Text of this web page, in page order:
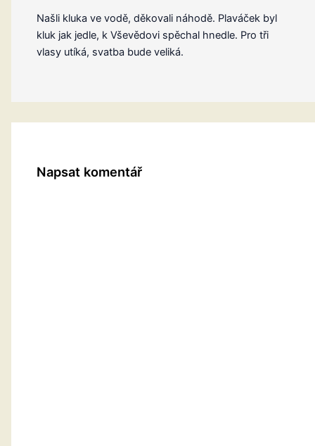
Našli kluka ve vodě, děkovali náhodě. Plaváček byl
kluk jak jedle, k Vševědovi spěchal hnedle. Pro tři
vlasy utíká, svatba bude veliká.
Napsat komentář